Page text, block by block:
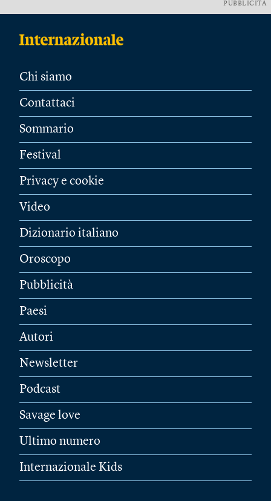
PUBBLICITÀ
Chi siamo
Contattaci
Sommario
Festival
Privacy e cookie
Video
Dizionario italiano
Oroscopo
Pubblicità
Paesi
Autori
Newsletter
Podcast
Savage love
Ultimo numero
Internazionale Kids